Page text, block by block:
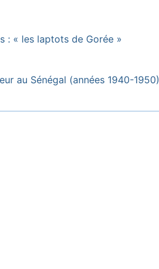
: « les laptots de Gorée »
au Sénégal (années 1940-1950)